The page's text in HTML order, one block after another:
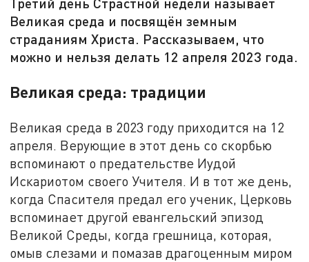
Великая среда и посвящён земным
страданиям Христа. Рассказываем, что
можно и нельзя делать 12 апреля 2023 года.
Великая среда: традиции
Великая среда в 2023 году приходится на 12
апреля. Верующие в этот день со скорбью
вспоминают о предательстве Иудой
Искариотом своего Учителя. И в тот же день,
когда Спасителя предал его ученик, Церковь
вспоминает другой евангельский эпизод
Великой Среды, когда грешница, которая,
омыв слезами и помазав драгоценным миром